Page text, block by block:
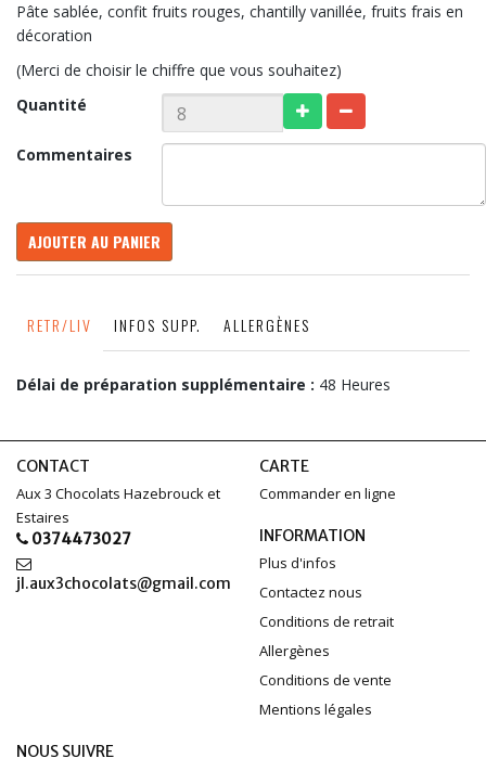
Pâte sablée, confit fruits rouges, chantilly vanillée, fruits frais en
décoration
(Merci de choisir le chiffre que vous souhaitez)
Quantité
Commentaires
AJOUTER AU PANIER
RETR/LIV INFOS SUPP. ALLERGÈNES
Délai de préparation supplémentaire : 48 Heures
CONTACT
Aux 3 Chocolats Hazebrouck et
Estaires
0374473027
jl.aux3chocolats@gmail.com
CARTE
Commander en ligne
INFORMATION
Plus d'infos
Contactez nous
Conditions de retrait
Allergènes
Conditions de vente
Mentions légales
NOUS SUIVRE